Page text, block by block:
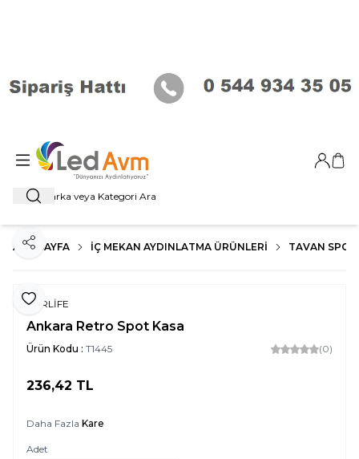
Ara
Giriş
ANA SAYFA İÇ MEKAN AYDINLATMA ÜRÜNLERI TAVAN SPOT
Favoriye Ekle
Paylaş
FORLİFE
Ankara Retro Spot Kasa
Ürün Kodu : T1445 (0)
236,42 TL
Daha Fazla Kare
Adet